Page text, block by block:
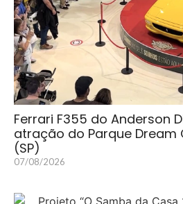
Ferrari F355 do Anderson
atração do Parque Dream
(SP)
07/08/2026